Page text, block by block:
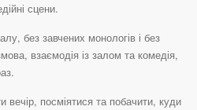
сцени.
без завчених монологів і без
взаємодія із залом та комедія,
вечір, посміятися та побачити, куди